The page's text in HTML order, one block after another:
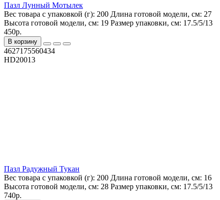
Пазл Лунный Мотылек
Вес товара с упаковкой (г): 200 Длина готовой модели, см: 27
Высота готовой модели, см: 19 Размер упаковки, см: 17.5/5/13
450р.
В корзину
4627175560434
HD20013
Пазл Радужный Тукан
Вес товара с упаковкой (г): 200 Длина готовой модели, см: 16
Высота готовой модели, см: 28 Размер упаковки, см: 17.5/5/13
740р.